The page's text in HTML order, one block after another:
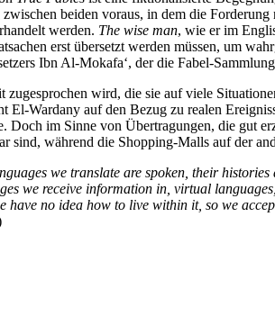
beiden voraus, in dem die
werden. The wise man, wie er im
erst übersetzt werden müssen, um
Ibn Al-Mokafa‘, der die Fabel-
wird, die sie auf viele
Wardany auf den Bezug zu realen
im Sinne von Übertragungen, die gut
während die Shopping-Malls auf der
we translate are spoken, their
we receive information in, virtual
have no idea how to live within it, so we